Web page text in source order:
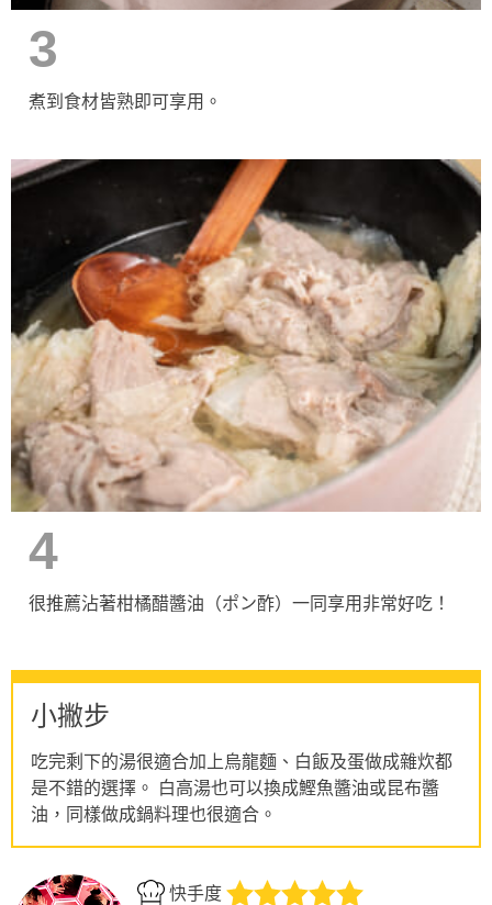
3
煮到食材皆熟即可享用。
4
很推薦沾著柑橘醋醬油（ポン酢）一同享用非常好吃！
小撇步
吃完剩下的湯很適合加上烏龍麵、白飯及蛋做成雜炊都
是不錯的選擇。 白高湯也可以換成鰹魚醬油或昆布醬
油，同樣做成鍋料理也很適合。
快手度